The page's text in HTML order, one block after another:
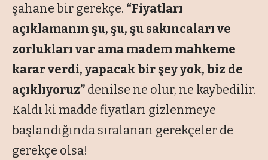
şahane bir gerekçe. “Fiyatları
açıklamanın şu, şu, şu sakıncaları ve
zorlukları var ama madem mahkeme
karar verdi, yapacak bir şey yok, biz de
açıklıyoruz” denilse ne olur, ne kaybedilir.
Kaldı ki madde fiyatları gizlenmeye
başlandığında sıralanan gerekçeler de
gerekçe olsa!